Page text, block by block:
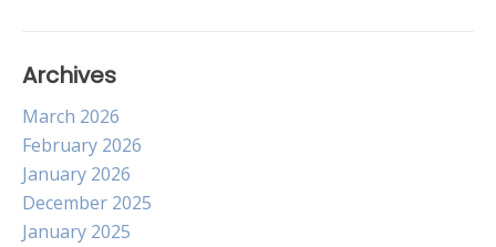
Archives
March 2026
February 2026
January 2026
December 2025
January 2025